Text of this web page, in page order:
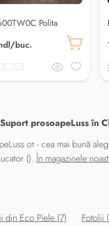
Polita
buc.
prosoapeLuss în
от - cea mai bună
().În magazinele
din Eco Piele (7) Fotolii